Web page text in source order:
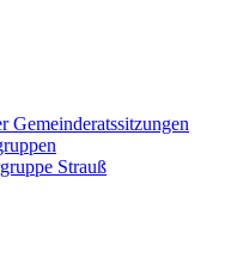
Gemeinderatssitzungen
Strauß